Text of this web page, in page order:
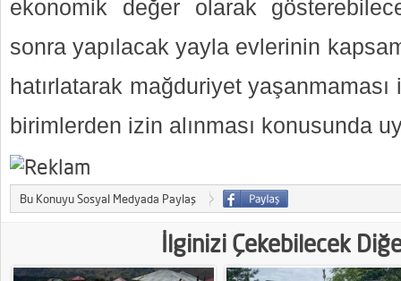
ekonomik değer olarak
sonra yapılacak yayla evlerinin
hatırlatarak mağduriyet
birimlerden izin alınması konusunda
Bu Konuyu Sosyal Medyada Paylaş
İlginizi Çekebilecek